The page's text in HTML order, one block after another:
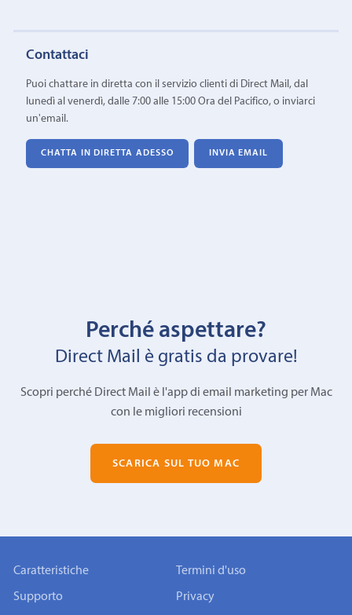
Contattaci
Puoi chattare in diretta con il servizio clienti di Direct Mail, dal
lunedì al venerdì, dalle 7:00 alle 15:00 Ora del Pacifico, o inviarci
un'email.
CHATTA IN DIRETTA ADESSO INVIA EMAIL
Perché aspettare?
Direct Mail è gratis da provare!
Scopri perché Direct Mail è l'app di email marketing per Mac
con le migliori recensioni
SCARICA SUL TUO MAC
Caratteristiche
Supporto
Termini d'uso
Privacy